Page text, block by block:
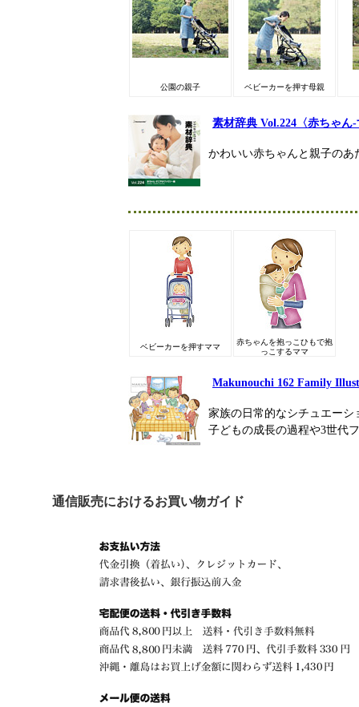
公園の親子 ベビーカーを押す母親
素材辞典 Vol.224〈赤ちゃん
かわいい赤ちゃんと親子の
ベビーカーを押すママ
赤ちゃんを抱っこひもで抱
っこするママ
Makunouchi 162 Family
家族の日常的なシチュエー
子どもの成長の過程や3世代
通信販売におけるお買い物ガイド